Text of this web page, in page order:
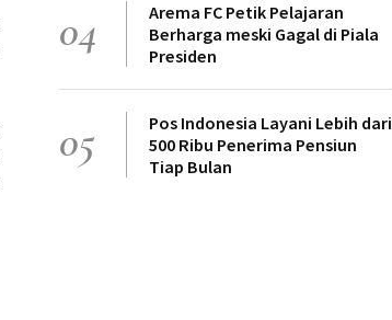
04
Arema FC Petik Pelajaran
Berharga meski Gagal di Piala
Presiden
05
Pos Indonesia Layani Lebih dari
500 Ribu Penerima Pensiun
Tiap Bulan